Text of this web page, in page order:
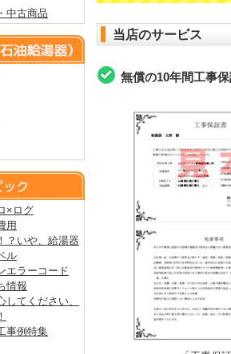
当店のサービス
無償の10年間工事
中古商品
×ログ
用
？いや、給湯器
ル
エラーコード
情報
してください、
事例特集